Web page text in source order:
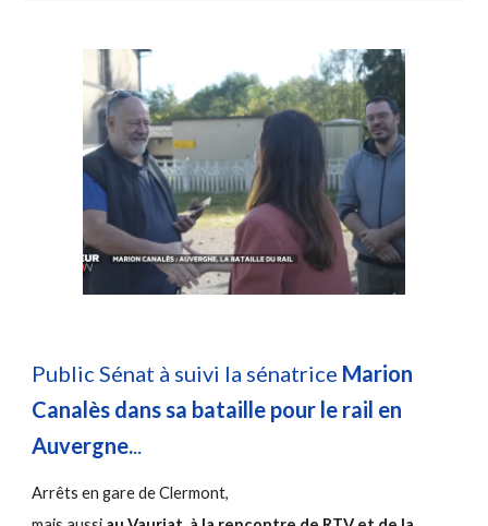
Public Sénat à suivi la sénatrice Marion
Canalès dans sa bataille pour le rail en
Auvergne.
Arrêts en gare de Clermont,